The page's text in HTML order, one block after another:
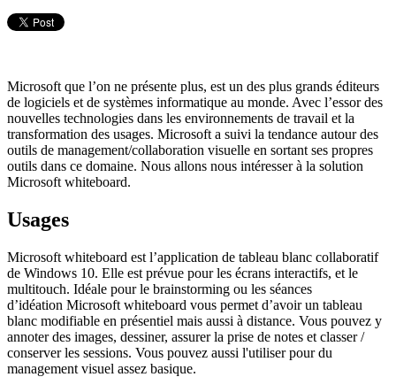
Microsoft que l’on ne présente plus, est un des plus grands éditeurs
de logiciels et de systèmes informatique au monde. Avec l’essor des
nouvelles technologies dans les environnements de travail et la
transformation des usages. Microsoft a suivi la tendance autour des
outils de management/collaboration visuelle en sortant ses propres
outils dans ce domaine. Nous allons nous intéresser à la solution
Microsoft whiteboard.
Usages
Microsoft whiteboard est l’application de tableau blanc collaboratif
de Windows 10. Elle est prévue pour les écrans interactifs, et le
multitouch. Idéale pour le brainstorming ou les séances
d’idéation Microsoft whiteboard vous permet d’avoir un tableau
blanc modifiable en présentiel mais aussi à distance. Vous pouvez y
annoter des images, dessiner, assurer la prise de notes et classer /
conserver les sessions. Vous pouvez aussi l'utiliser pour du
management visuel assez basique.